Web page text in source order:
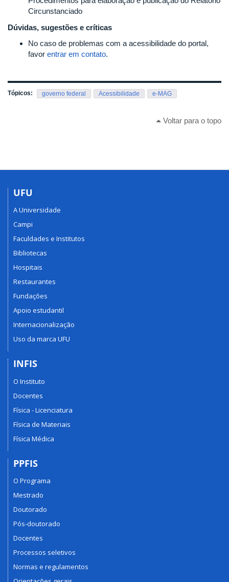
Circunstanciado
Dúvidas, sugestões e críticas
No caso de problemas com a acessibilidade do portal,
favor entrar em contato.
Tópicos: governo federal Acessibilidade e-MAG
Voltar para o topo
UFU
A Universidade
Campi
Faculdades e Institutos
Bibliotecas
Hospitais
Restaurantes
Fundações
Apoio estudantil
Internacionalização
Uso da marca UFU
INFIS
O Instituto
Docentes
Física - Licenciatura
Física de Materiais
Física Médica
PPFIS
O Programa
Mestrado
Doutorado
Pós-doutorado
Docentes
Processos seletivos
Normas e regulamentos